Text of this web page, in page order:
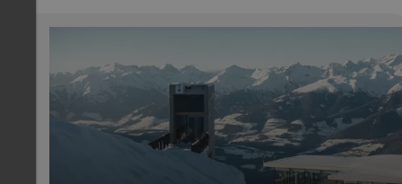
Panoramic view from the AlpiNN Food Space &
Kronplatz
AlpiNN Food Space & Restaurant - Alex Moling